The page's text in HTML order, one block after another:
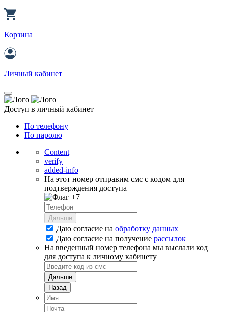
Корзина
Личный кабинет
Доступ в личный кабинет
По телефону
По паролю
Content
verify
added-info
На этот номер отправим смс с кодом для
подтверждения доступа
+7
Дальше
Даю согласие на обработку данных
Даю согласие на получение рассылок
На введенный номер телефона мы выслали код
для доступа к личному кабинету
Дальше
Назад